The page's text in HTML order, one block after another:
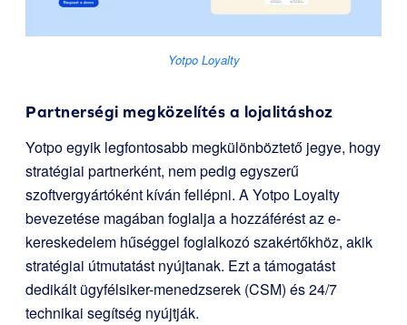
Yotpo Loyalty
Partnerségi megközelítés a lojalitáshoz
Yotpo egyik legfontosabb megkülönböztető jegye, hogy
stratégiai partnerként, nem pedig egyszerű
szoftvergyártóként kíván fellépni. A Yotpo Loyalty
bevezetése magában foglalja a hozzáférést az e-
kereskedelem hűséggel foglalkozó szakértőkhöz, akik
stratégiai útmutatást nyújtanak. Ezt a támogatást
dedikált ügyfélsiker-menedzserek (CSM) és 24/7
technikai segítség nyújtják.